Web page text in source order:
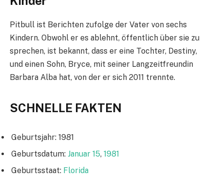
Pitbull ist Berichten zufolge der Vater von sechs
Kindern. Obwohl er es ablehnt, öffentlich über sie zu
sprechen, ist bekannt, dass er eine Tochter, Destiny,
und einen Sohn, Bryce, mit seiner Langzeitfreundin
Barbara Alba hat, von der er sich 2011 trennte.
SCHNELLE FAKTEN
Geburtsjahr: 1981
Geburtsdatum: Januar 15, 1981
Geburtsstaat: Florida